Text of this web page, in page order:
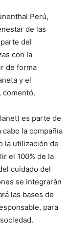
Perú,
de las
del
con la
de forma
y el
comentó.
es parte de
la compañía
la utilización de
el 100% de la
cuidado del
se integrarán
las bases de
para